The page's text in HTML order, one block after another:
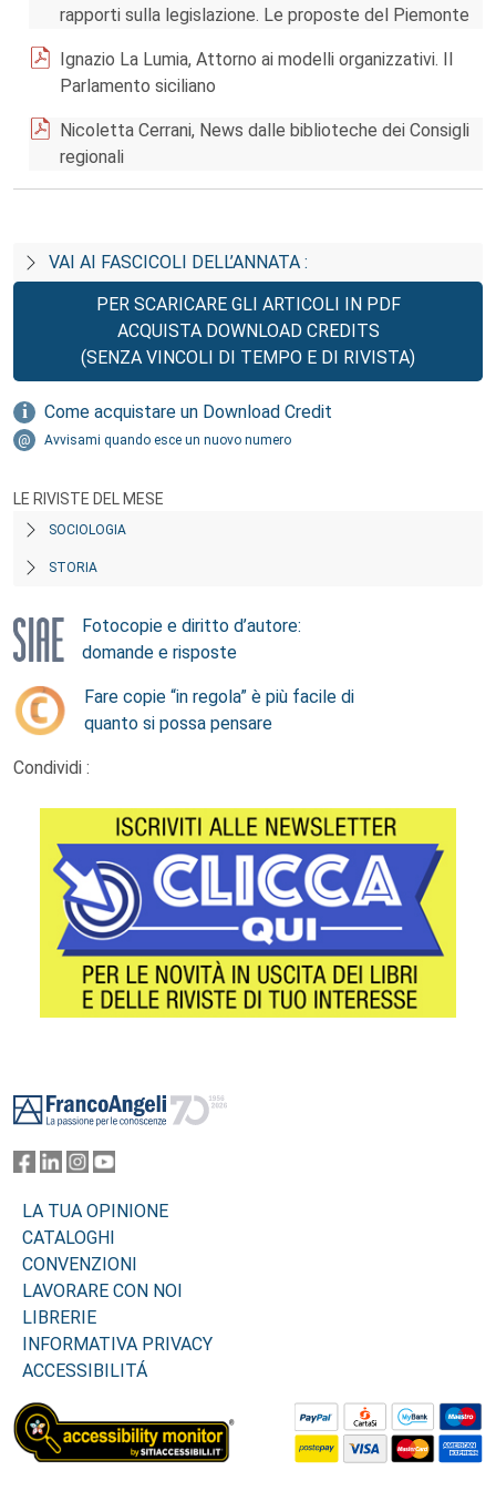
rapporti sulla legislazione. Le proposte del Piemonte
Ignazio La Lumia, Attorno ai modelli organizzativi. Il
Parlamento siciliano
Nicoletta Cerrani, News dalle biblioteche dei Consigli
regionali
VAI AI FASCICOLI DELL’ANNATA :
PER SCARICARE GLI ARTICOLI IN PDF
ACQUISTA DOWNLOAD CREDITS
(SENZA VINCOLI DI TEMPO E DI RIVISTA)
Come acquistare un Download Credit
Avvisami quando esce un nuovo numero
LE RIVISTE DEL MESE
SOCIOLOGIA
STORIA
Fotocopie e diritto d’autore:
domande e risposte
Fare copie “in regola” è più facile di
quanto si possa pensare
Condividi :
LA TUA OPINIONE
CATALOGHI
CONVENZIONI
LAVORARE CON NOI
LIBRERIE
INFORMATIVA PRIVACY
ACCESSIBILITÁ